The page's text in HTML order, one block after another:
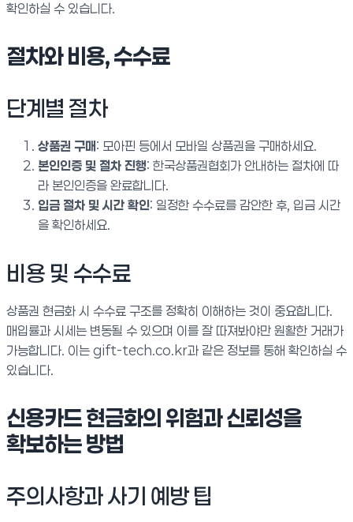
확인하실 수 있습니다.
절차와 비용, 수수료
단계별 절차
상품권 구매: 모아핀 등에서 모바일 상품권을 구매하세요.
본인인증 및 절차 진행: 한국상품권협회가 안내하는 절차에 따
라 본인인증을 완료합니다.
입금 절차 및 시간 확인: 일정한 수수료를 감안한 후, 입금 시간
을 확인하세요.
비용 및 수수료
상품권 현금화 시 수수료 구조를 정확히 이해하는 것이 중요합니다.
매입률과 시세는 변동될 수 있으며 이를 잘 따져봐야만 원활한 거래가
가능합니다. 이는 gift-tech.co.kr과 같은 정보를 통해 확인하실 수
있습니다.
신용카드 현금화의 위험과 신뢰성을
확보하는 방법
주의사항과 사기 예방 팁